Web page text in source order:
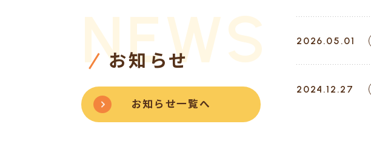
NEWS
お知らせ
お知らせ一覧へ
2026.05.01
2024.12.27